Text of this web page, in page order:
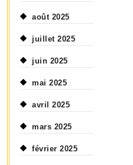
août 2025
juillet 2025
juin 2025
mai 2025
avril 2025
mars 2025
février 2025